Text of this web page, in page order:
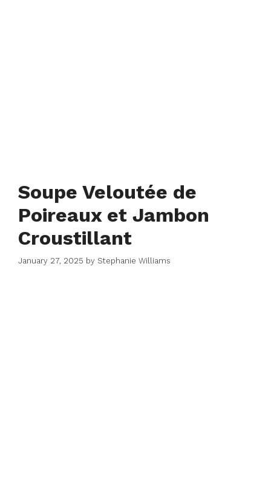
Soupe Veloutée de
Poireaux et Jambon
Croustillant
January 27, 2025 by Stephanie Williams